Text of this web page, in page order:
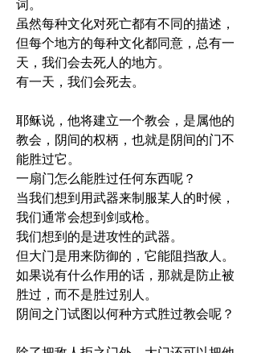
词。
虽然每种文化对死亡都有不同的描述，
但每个地方的每种文化都同意，总有一
天，我们会去死人的地方。
有一天，我们会死去。
耶稣说，他将建立一个教会，是属他的
教会，阴间的权柄，也就是阴间的门不
能胜过它。
一扇门怎么能胜过任何东西呢？
当我们想到用武器来制服某人的时候，
我们通常会想到剑或枪。
我们想到的是进攻性的武器。
但大门是用来防御的，它能阻挡敌人。
如果说有什么作用的话，那就是防止被
胜过，而不是胜过别人。
阴间之门试图以何种方式胜过教会呢？